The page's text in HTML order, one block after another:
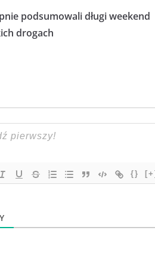
podsumowali długi weekend
drogach
{} [+]